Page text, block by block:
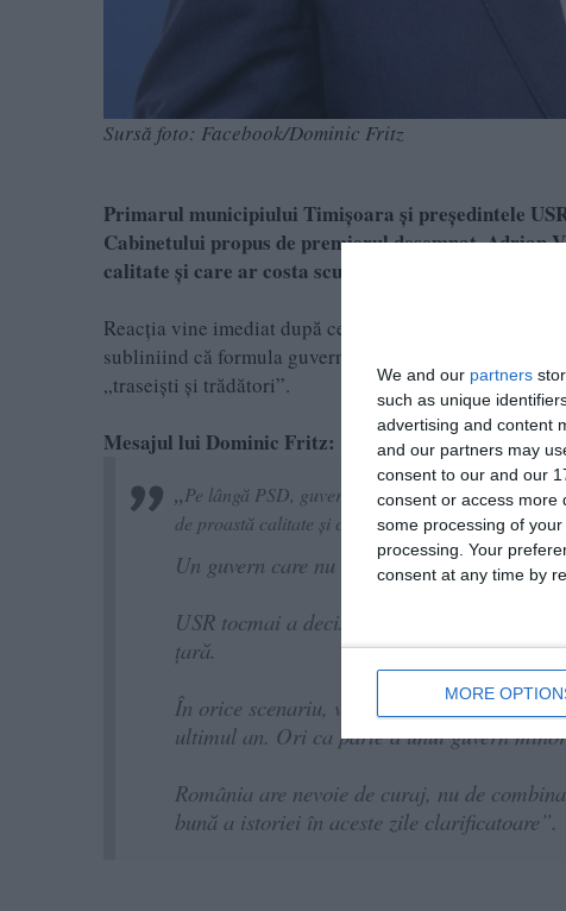
We and our partners
such as unique
advertising and content
and our partners may
consent to our and our
consent or access more
some processing of
processing. Your
consent at any time by
MORE
Sursă foto: Facebook/Dominic Fritz
Primarul municipiului Timișoara și președintele
Cabinetului propus de premierul desemnat, Adrian
calitate și care ar costa scump pe români”.
Reacția vine imediat după ce Comitetul Politic al
subliniind că formula guvernamentală nu are
„traseiști și trădători”.
Mesajul lui Dominic Fritz:
„Pe lângă PSD, guvernul Veștea ar trebui să
de proastă calitate și care ar costa scump pe
Un guvern care nu are susținerea
USR tocmai a decis asta în unanimitate în
țară.
În orice scenariu, vom continua să livrăm
ultimul an. Ori ca parte a unui guvern
România are nevoie de curaj, nu de
bună a istoriei în aceste zile clarificatoare”.